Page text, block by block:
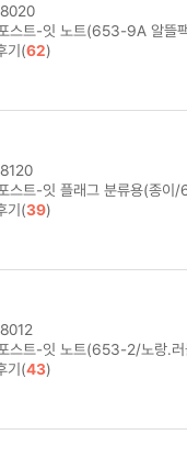
스트-잇 노트(653-9A 알뜰
기(62)
스트-잇 플래그 분류용(종
기(39)
스트-잇 노트(653-2/노랑.
기(43)